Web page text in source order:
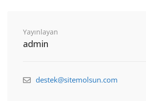
Yayınlayan
admin
destek@sitemolsun.com